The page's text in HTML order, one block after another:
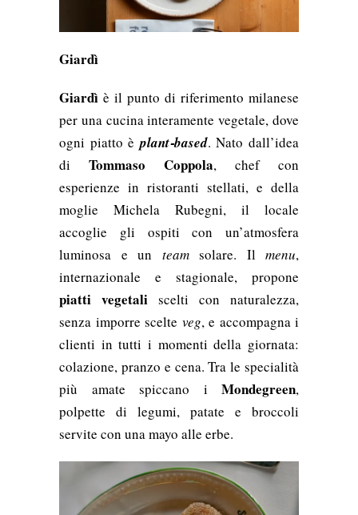
Giardì
Giardì è il punto di riferimento milanese
per una cucina interamente vegetale, dove
ogni piatto èplant‑based. Nato dall’idea
di Tommaso Coppola, chef con
esperienze in ristoranti stellati, e della
moglie Michela Rubegni, il locale
accoglie gli ospiti con un’atmosfera
luminosa e un teamsolare. Il menu,
internazionale e stagionale, propone
piatti vegetali scelti con naturalezza,
senza imporre scelte veg, e accompagna i
clienti in tutti i momenti della giornata:
colazione, pranzo e cena. Tra le specialità
più amate spiccano i Mondegreen,
polpette di legumi, patate e broccoli
servite con una mayo alle erbe.